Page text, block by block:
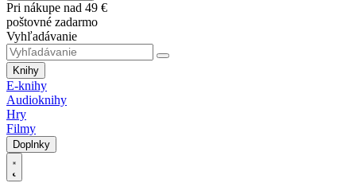
Pri nákupe nad 49 €
poštovné zadarmo
Vyhľadávanie
Knihy
E-knihy
Audioknihy
Hry
Filmy
Doplnky